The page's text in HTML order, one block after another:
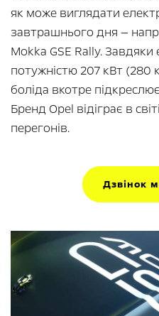
як може виглядати
завтрашнього дня —
Mokka GSE Rally.
потужністю 207 кВт (280
боліда вкотре
Бренд Opel відіграє в
перегонів.
Дзвінок